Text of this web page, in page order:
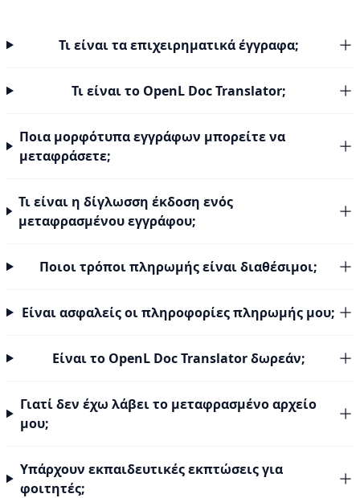
Τι είναι τα επιχειρηματικά έγγραφα;
Τι είναι το OpenL Doc Translator;
Ποια μορφότυπα εγγράφων μπορείτε να
μεταφράσετε;
Τι είναι η δίγλωσση έκδοση ενός
μεταφρασμένου εγγράφου;
Ποιοι τρόποι πληρωμής είναι διαθέσιμοι;
Είναι ασφαλείς οι πληροφορίες πληρωμής μου;
Είναι το OpenL Doc Translator δωρεάν;
Γιατί δεν έχω λάβει το μεταφρασμένο αρχείο
μου;
Υπάρχουν εκπαιδευτικές εκπτώσεις για
φοιτητές;